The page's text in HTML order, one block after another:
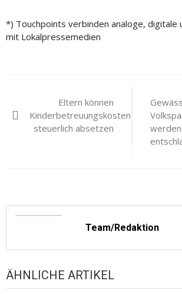
*) Touchpoints verbinden analoge, digitale
mit Lokalpressemedien
Eltern können
Kinderbetreuungskosten
steuerlich absetzen
werden
Team/Redaktion
ÄHNLICHE ARTIKEL